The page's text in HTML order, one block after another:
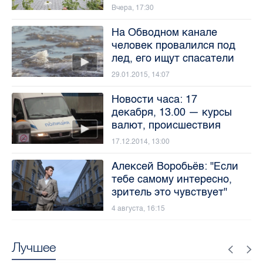
Лучшее
Вчера, 17:30
На Обводном канале
человек провалился под
лед, его ищут спасатели
29.01.2015, 14:07
Новости часа: 17
декабря, 13.00 — курсы
валют, происшествия
17.12.2014, 13:00
Алексей Воробьёв: "Если
тебе самому интересно,
зритель это чувствует"
4 августа, 16:15